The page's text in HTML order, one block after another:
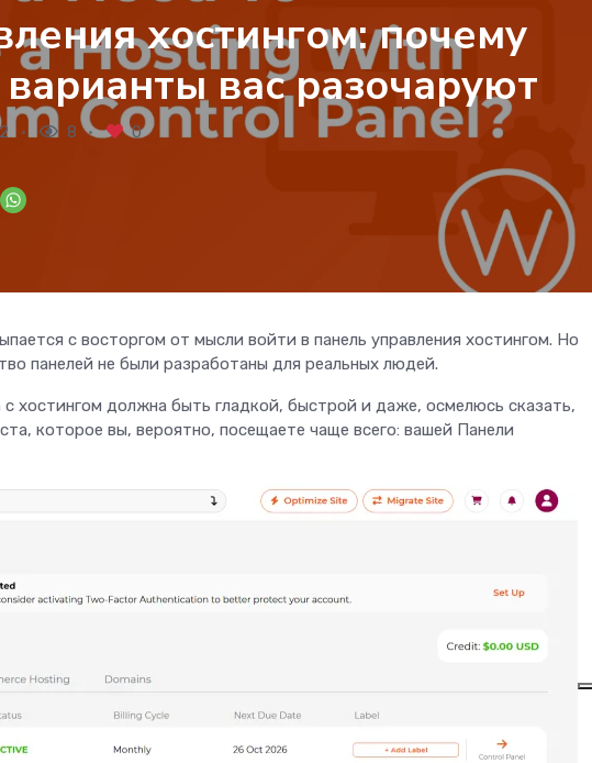
хостингом: почему
вас разочаруют
8 0
с восторгом от мысли войти в панель управления хостингом. Но
панелей не были разработаны для реальных людей.
с хостингом должна быть гладкой, быстрой и даже, осмелюсь сказать,
которое вы, вероятно, посещаете чаще всего: вашей Панели